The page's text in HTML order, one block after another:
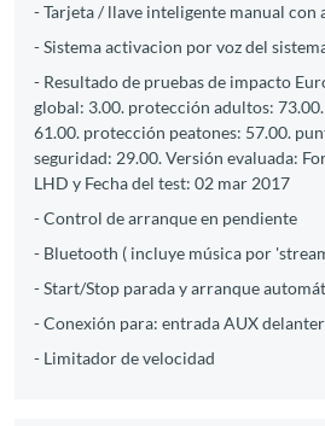
- Tarjeta / llave inteligente manual con
- Sistema activacion por voz del
- Resultado de pruebas de impacto
global: 3.00. protección adultos:
61.00. protección peatones: 57.00.
seguridad: 29.00. Versión evaluada:
LHD y Fecha del test: 02 mar 2017
- Control de arranque en pendiente
- Bluetooth ( incluye música por
- Start/Stop parada y arranque
- Conexión para: entrada AUX
- Limitador de velocidad